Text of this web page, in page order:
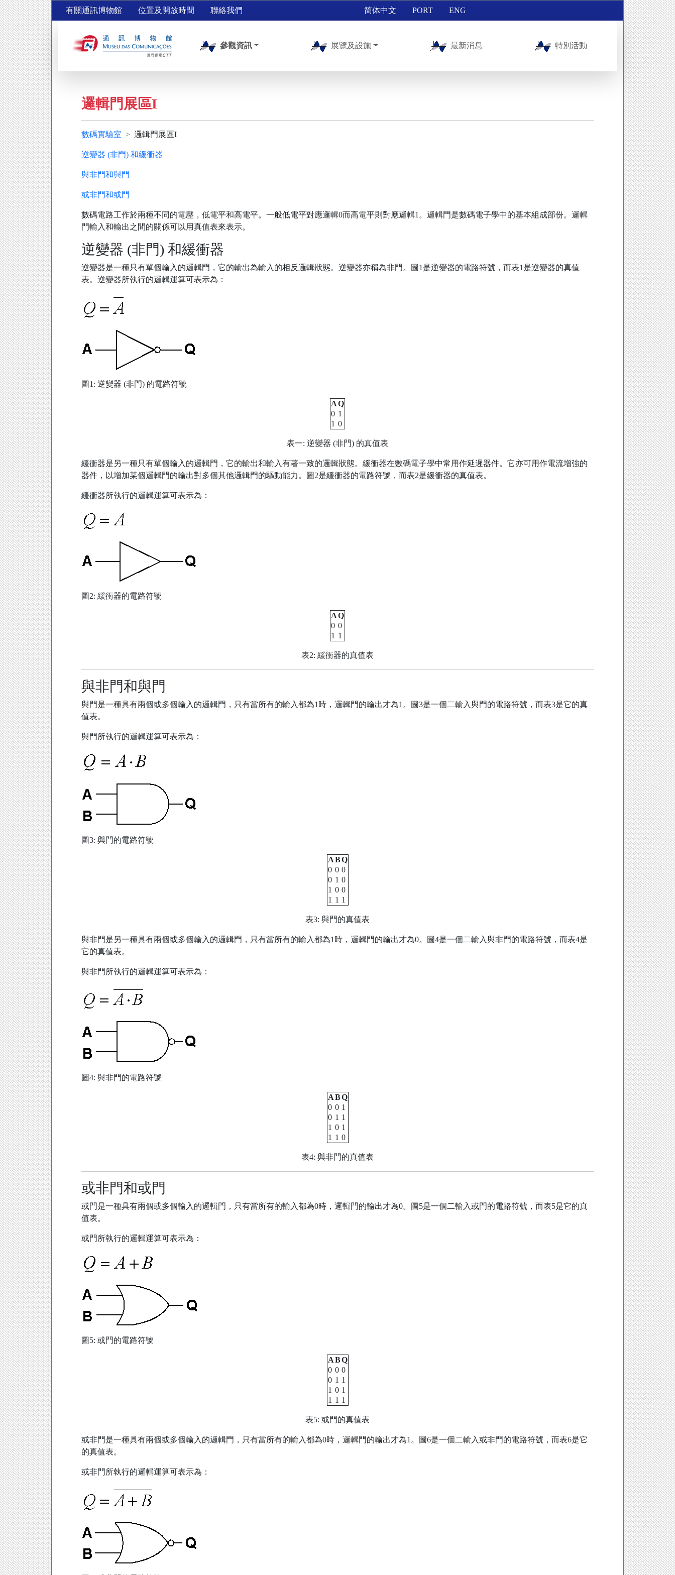
有關通訊博物館 位置及開放時間 聯絡我們 简体中文 PORT ENG
參觀資訊 展覽及設施 最新消息 特別活動
邏輯門展區I
數碼實驗室 邏輯門展區I
逆變器 (非門) 和緩衝器
與非門和與門
或非門和或門
數碼電路工作於兩種不同的電壓，低電平和高電平。一般低電平對應邏輯0而高電平則對應邏輯1。邏輯門是數碼電子學中的基本組成部份。邏輯
門輸入和輸出之間的關係可以用真值表來表示。
逆變器 (非門) 和緩衝器
逆變器是一種只有單個輸入的邏輯門，它的輸出為輸入的相反邏輯狀態。逆變器亦稱為非門。圖1是逆變器的電路符號，而表1是逆變器的真值
表。逆變器所執行的邏輯運算可表示為：
圖1: 逆變器 (非門) 的電路符號
AQ
0 1
1 0
表一: 逆變器 (非門) 的真值表
緩衝器是另一種只有單個輸入的邏輯門，它的輸出和輸入有著一致的邏輯狀態。緩衝器在數碼電子學中常用作延遲器件。它亦可用作電流增強的
器件，以增加某個邏輯門的輸出對多個其他邏輯門的驅動能力。圖2是緩衝器的電路符號，而表2是緩衝器的真值表。
緩衝器所執行的邏輯運算可表示為：
圖2: 緩衝器的電路符號
AQ
0 0
1 1
表2: 緩衝器的真值表
與非門和與門
與門是一種具有兩個或多個輸入的邏輯門，只有當所有的輸入都為1時，邏輯門的輸出才為1。圖3是一個二輸入與門的電路符號，而表3是它的真
值表。
與門所執行的邏輯運算可表示為：
圖3: 與門的電路符號
ABQ
0 0 0
0 1 0
1 0 0
1 1 1
表3: 與門的真值表
與非門是另一種具有兩個或多個輸入的邏輯門，只有當所有的輸入都為1時，邏輯門的輸出才為0。圖4是一個二輸入與非門的電路符號，而表4是
它的真值表。
與非門所執行的邏輯運算可表示為：
圖4: 與非門的電路符號
ABQ
0 0 1
0 1 1
1 0 1
1 1 0
表4: 與非門的真值表
或非門和或門
或門是一種具有兩個或多個輸入的邏輯門，只有當所有的輸入都為0時，邏輯門的輸出才為0。圖5是一個二輸入或門的電路符號，而表5是它的真
值表。
或門所執行的邏輯運算可表示為：
圖5: 或門的電路符號
ABQ
0 0 0
0 1 1
1 0 1
1 1 1
表5: 或門的真值表
或非門是一種具有兩個或多個輸入的邏輯門，只有當所有的輸入都為0時，邏輯門的輸出才為1。圖6是一個二輸入或非門的電路符號，而表6是它
的真值表。
或非門所執行的邏輯運算可表示為：